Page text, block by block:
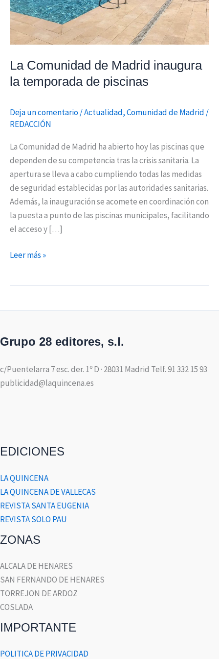
La Comunidad de Madrid inaugura
la temporada de piscinas
Deja un comentario/Actualidad,Comunidad de Madrid /
REDACCIÓN
La Comunidad de Madrid ha abierto hoy las piscinas que
dependen de su competencia tras la crisis sanitaria. La
apertura se lleva a cabo cumpliendo todas las medidas
de seguridad establecidas por las autoridades sanitarias.
Además, la inauguración se acomete en coordinación con
la puesta a punto de las piscinas municipales, facilitando
el acceso y […]
piscinas
Leer más »
Grupo 28 editores, s.l.
c/Puentelarra 7 esc. der. 1º D · 28031 Madrid Telf. 91 332 15 93
publicidad@laquincena.es
EDICIONES
LA QUINCENA
LA QUINCENA DE VALLECAS
REVISTA SANTA EUGENIA
REVISTA SOLO PAU
ZONAS
ALCALA DE HENARES
SAN FERNANDO DE HENARES
TORREJON DE ARDOZ
COSLADA
IMPORTANTE
POLITICA DE PRIVACIDAD